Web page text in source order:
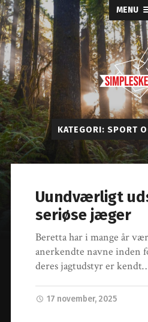
MENU
KATEGORI: SPORT
Uundværligt
seriøse jæger
Beretta har i mange år
anerkendte navne inden
deres jagtudstyr er
17 november, 2025